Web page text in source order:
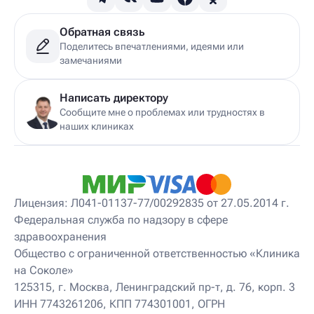
Детский гинеколог-эндокринолог
Детский гирудотерапевт
Детский дерматовенеролог
Детский дерматолог
Детский диетолог
Детский инструктор ЛФК
Детский кинезиолог
Детский консультирующий врач ЛФК
Детский мануальный терапевт
Детский массажист
Детский невропатолог
Детский нейропсихолог
Детский нутрициолог
Детский ортопед
Детский остеопат
Детский отоневролог
Детский подиатр
Детский психолог
Детский психотерапевт
Обратная связь
Поделитесь впечатлениями, идеями или
замечаниями
Написать директору
Сообщите мне о проблемах или трудностях в
наших клиниках
Лицензия: Л041-01137-77/00292835 от 27.05.2014 г.
Федеральная служба по надзору в сфере
здравоохранения
Общество с ограниченной ответственностью «Клиника
на Соколе»
125315, г. Москва, Ленинградский пр-т, д. 76, корп. 3
ИНН 7743261206, КПП 774301001, ОГРН